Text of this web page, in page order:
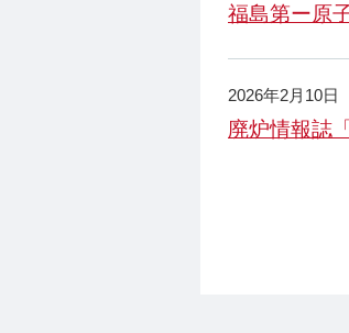
福島第ー原
2026年2月10日
廃炉情報誌